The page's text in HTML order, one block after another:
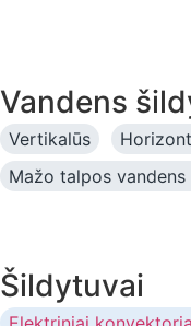
Vandens
Vertikalūs
Mažo talpos
Šildytuvai